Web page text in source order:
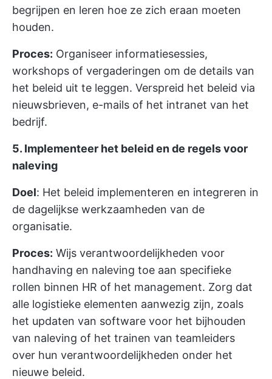
begrijpen en leren hoe ze zich eraan moeten
houden.
Proces: Organiseer informatiesessies,
workshops of vergaderingen om de details van
het beleid uit te leggen. Verspreid het beleid via
nieuwsbrieven, e-mails of het intranet van het
bedrijf.
5. Implementeer het beleid en de regels voor
naleving
Doel: Het beleid implementeren en integreren in
de dagelijkse werkzaamheden van de
organisatie.
Proces: Wijs verantwoordelijkheden voor
handhaving en naleving toe aan specifieke
rollen binnen HR of het management. Zorg dat
alle logistieke elementen aanwezig zijn, zoals
het updaten van software voor het bijhouden
van naleving of het trainen van teamleiders
over hun verantwoordelijkheden onder het
nieuwe beleid.